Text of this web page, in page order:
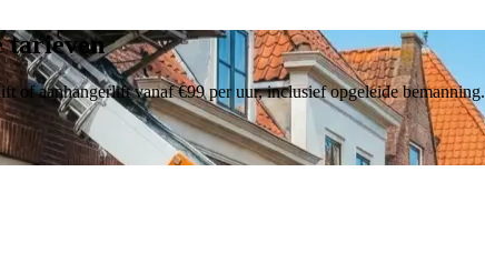
tarieven
of aanhangerlift vanaf €99 per uur, inclusief opgeleide bemanning.